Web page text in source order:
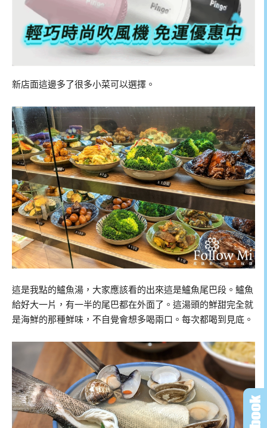
新店面這邊多了很多小菜可以選擇。
這是我點的鱸魚湯，大家應該看的出來這是鱸魚尾巴段。鱸魚
給好大一片，有一半的尾巴都在外面了。這湯頭的鮮甜完全就
是海鮮的那種鮮味，不自覺會想多喝兩口。每次都喝到見底。